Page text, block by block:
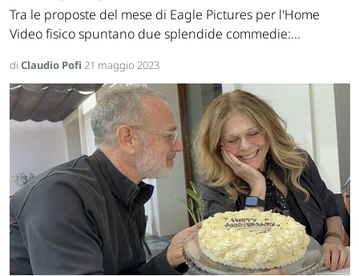
Tra le proposte del mese di Eagle Pictures per l'Home
Video fisico spuntano due splendide commedie:...
di Claudio Pofi 21 maggio 2023